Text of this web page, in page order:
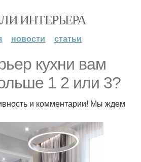
ИНТЕРЬЕРА
новости статьи
кухни вам
1 2 или 3?
и комментарии! Мы ждем